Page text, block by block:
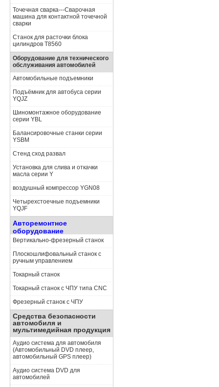
Точечная сварка---Сварочная
машина для контактной точечной
сварки
Станок для расточки блока
цилиндров Т8560
Оборудование для технического
обслуживания автомобилей
Автомобильные подъемники
Подъёмник для автобуса серии
YQJZ
Шиномонтажное оборудование
серии YBL
Балансировочные станки серии
YSBM
Стенд сход развал
Установка для слива и откачки
масла серии Y
воздушный компрессор YGN08
Четырехстоечные подъемники
YQJF
Авторемонтное
оборудование
Вертикально-фрезерный станок
Плоскошлифовальный станок с
ручным управлением
Токарный станок
Токарный станок с ЧПУ типа CNC
Фрезерный станок с ЧПУ
Средства безопасности
автомобиля и
мультимедийная продукция
Аудио система для автомобиля
(Автомобильный DVD плеер,
автомобильный GPS плеер)
Аудио система DVD для
автомобилей